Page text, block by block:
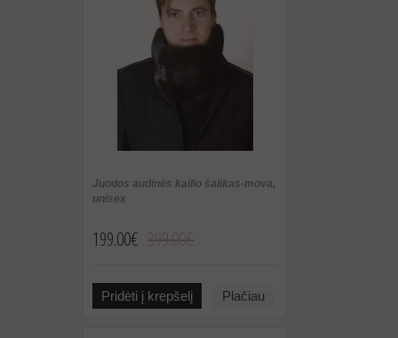
Juodos audinės kailio šalikas-mova,
unisex
199.00€
Pridėti į krepšelį Plačiau